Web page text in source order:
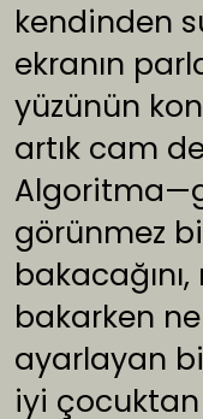
kendinden
ekranın
yüzünün
artık cam
görünmez
bakarken
ayarlayan
iyi çocuktan